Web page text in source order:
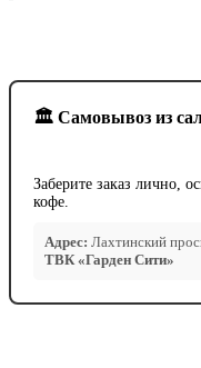
🏛️ Самовывоз из
Заберите заказ лично,
кофе.
Адрес: Лахтинский
ТВК «Гарден Сити»